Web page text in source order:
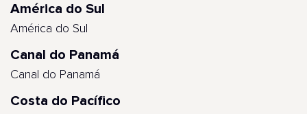
América do Sul
América do Sul
Canal do Panamá
Canal do Panamá
Costa do Pacífico